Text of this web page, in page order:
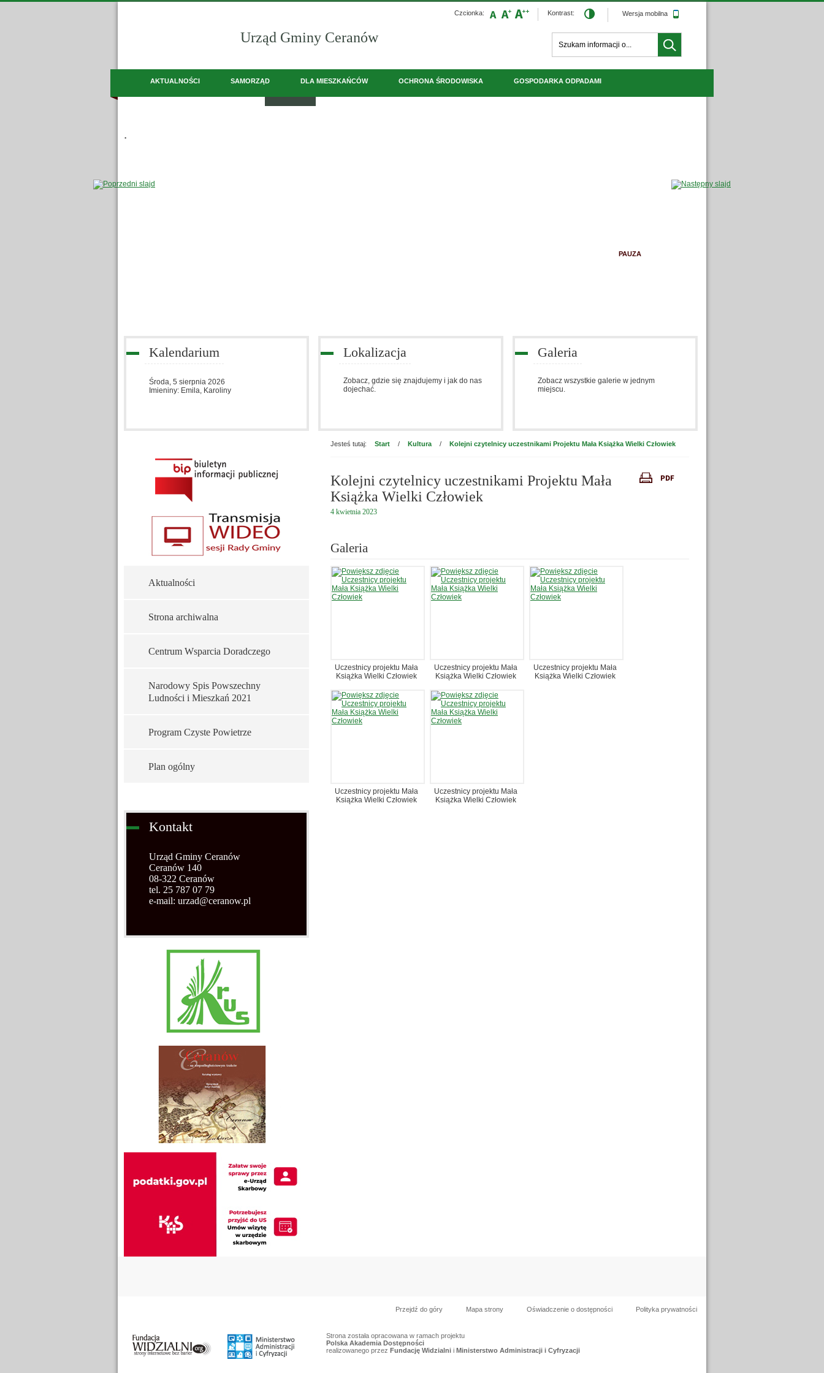
Urząd Gminy Ceranów
Mała Książka Wielki Człowiek
Czcionka: Kontrast: Wersja mobilna
Wyszukiwarka
AKTUALNOŚCI SAMORZĄD DLA MIESZKAŃCÓW OCHRONA ŚRODOWISKA GOSPODARKA ODPADAMI
KULTURA
.
PAUZA
Kalendarium
Środa, 5 sierpnia 2026
Imieniny: Emila, Karoliny
Lokalizacja
Zobacz, gdzie się znajdujemy i jak do nas
dojechać.
Galeria
Zobacz wszystkie galerie w jednym
miejscu.
Menu dodatkowe
Aktualności
Strona archiwalna
Centrum Wsparcia Doradczego
Narodowy Spis Powszechny
Ludności i Mieszkań 2021
Program Czyste Powietrze
Plan ogólny
Kontakt
Urząd Gminy Ceranów
Ceranów 140
08-322 Ceranów
tel. 25 787 07 79
e-mail: urzad@ceranow.pl
Jesteś tutaj: Start / Kultura / Kolejni czytelnicy uczestnikami Projektu Mała Książka Wielki Człowiek
Kolejni czytelnicy uczestnikami Projektu Mała
Książka Wielki Człowiek
4 kwietnia 2023
Galeria
Uczestnicy projektu Mała
Książka Wielki Człowiek
Uczestnicy projektu Mała
Książka Wielki Człowiek
Uczestnicy projektu Mała
Książka Wielki Człowiek
Uczestnicy projektu Mała
Książka Wielki Człowiek
Uczestnicy projektu Mała
Książka Wielki Człowiek
Przejdź do góry Mapa strony Oświadczenie o dostępności Polityka prywatności
Strona została opracowana w ramach projektu
Polska Akademia Dostępności
realizowanego przez Fundację Widzialni i Ministerstwo Administracji i Cyfryzacji